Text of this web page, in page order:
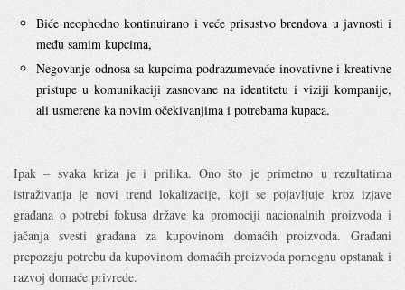
Biće neophodno kontinuirano i veće prisustvo brendova u javnosti i
među samim kupcima,
Negovanje odnosa sa kupcima podrazumevaće inovativne i kreativne
pristupe u komunikaciji zasnovane na identitetu i viziji kompanije,
ali usmerene ka novim očekivanjima i potrebama kupaca.
Ipak – svaka kriza je i prilika. Ono što je primetno u rezultatima
istraživanja je novi trend lokalizacije, koji se pojavljuje kroz izjave
građana o potrebi fokusa države ka promociji nacionalnih proizvoda i
jačanja svesti građana za kupovinom domaćih proizvoda. Građani
prepozaju potrebu da kupovinom domaćih proizvoda pomognu opstanak i
razvoj domaće privrede.